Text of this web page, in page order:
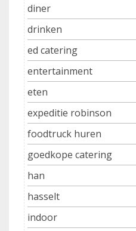
diner
drinken
ed catering
entertainment
eten
expeditie robinson
foodtruck huren
goedkope catering
han
hasselt
indoor